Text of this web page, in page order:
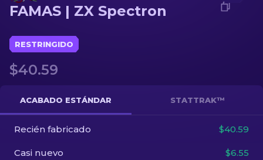
Fusiles de Francotirador
Cuchillos
Guantes
Cajas
Otro
FAMAS | ZX Spectron
RESTRINGIDO
$40.59
ACABADO ESTÁNDAR STATTRAK™
Recién fabricado $40.59
Casi nuevo $6.55